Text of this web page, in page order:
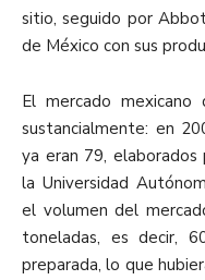
sitio, seguido por
de México con sus
El mercado
sustancialmente: en
ya eran 79, elaborados
la Universidad
el volumen del
toneladas, es decir,
preparada, lo que